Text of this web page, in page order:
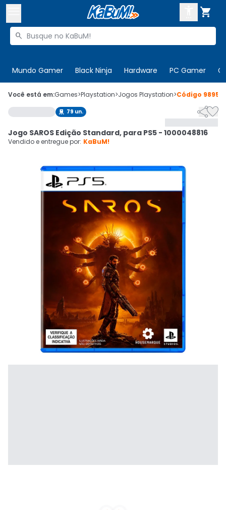

Buscar produtos

Mundo Gamer Black Ninja Hardware PC Gamer
 Olá. Acesse sua conta
 Departamentos
Cupons
Ativar tradutor em libras
CADASTRE-SE
Você está em:Games>Playstation>Jogos Playstation>Código
 79 un. 
Jogo SAROS Edição Standard, para PS5 - 1000048816
Vendido e entregue por: KaBuM!